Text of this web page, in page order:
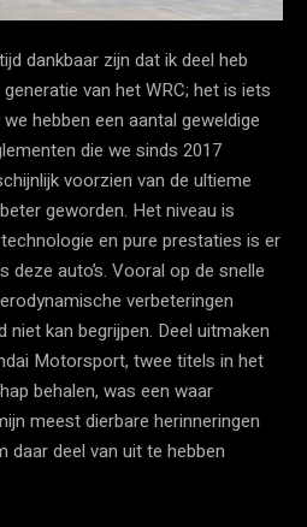
dankbaar zijn dat ik deel heb
van het WRC; het is iets
hebben een aantal geweldige
die we sinds 2017
voorzien van de ultieme
geworden. Het niveau is
en pure prestaties is er
auto’s. Vooral op de snelle
verbeteringen
niet kan begrijpen. Deel uitmaken
Motorsport, twee titels in het
behalen, was een waar
meest dierbare herinneringen
daar deel van uit te hebben